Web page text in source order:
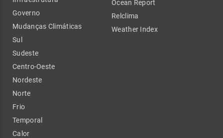
Governo
Mudanças Climáticas
Sul
Sudeste
Centro-Oeste
Nordeste
Norte
Frio
Temporal
Calor
Ocean Report
Relclima
Weather Index